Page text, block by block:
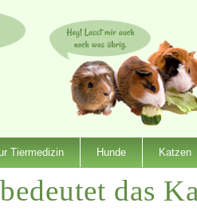
Tiermedizin Hunde Katzen
das